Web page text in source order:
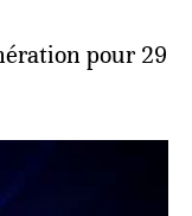
pour 29